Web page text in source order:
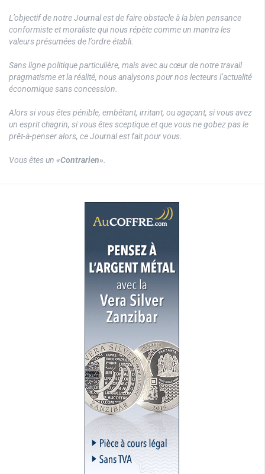
L’objectif de notre Journal est de faire obstacle à la bien pensance
conformiste et moraliste qui nous répète comme un mantra les
valeurs présumées de l’ordre établi.
Sans ligne politique particulière, mais avec au cœur de notre travail
pragmatisme et la réalité, nous analysons pour nos lecteurs l’actualité
économique sans concession.
Alors si vous êtes pénible, embêtant, irritant, ou agaçant, si vous avez
un esprit chagrin, si vous êtes sceptique et que vous ne gobez pas le
prêt-à-penser alors, ce Journal est fait pour vous.
Vous êtes un «Contrarien».